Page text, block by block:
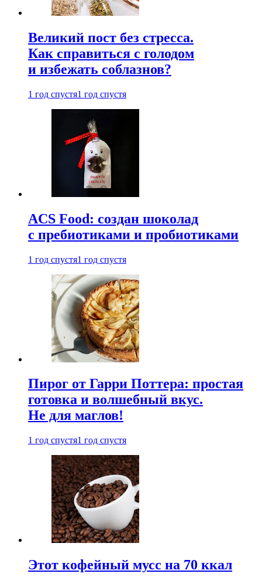
Великий пост без стресса.
Как справиться с голодом
и избежать соблазнов?
1 год спустя1 год спустя
ACS Food: создан шоколад
с пребиотиками и пробиотиками
1 год спустя1 год спустя
Пирог от Гарри Поттера: простая
готовка и волшебный вкус.
Не для маглов!
1 год спустя1 год спустя
Этот кофейный мусс на 70 ккал